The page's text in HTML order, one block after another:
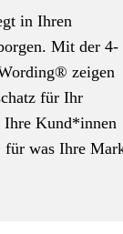
in Ihren
Mit der 4-
zeigen
für Ihr
Ihre Kund*innen
für was Ihre